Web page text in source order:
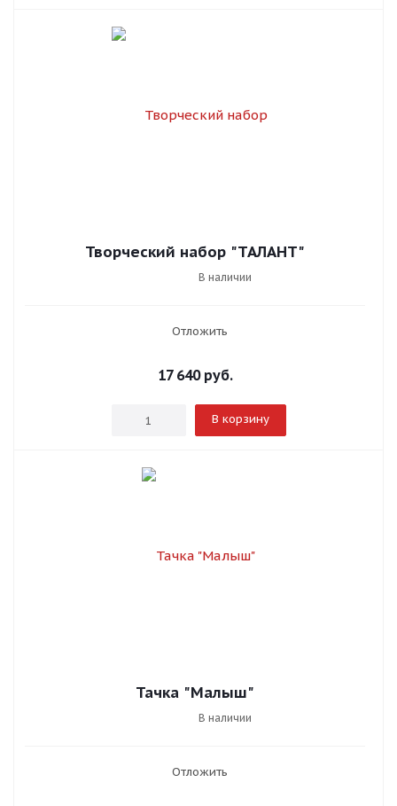
Творческий набор "ТАЛАНТ"
В наличии
Отложить
17 640руб.
В корзину
Тачка "Малыш"
В наличии
Отложить